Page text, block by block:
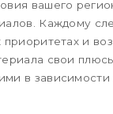
вашего
Каждому
приоритетах и
свои
в зависимости